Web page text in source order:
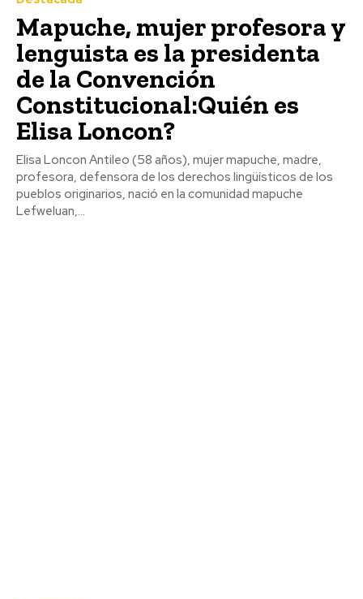
Mapuche, mujer profesora y
lenguista es la presidenta
de la Convención
Constitucional:Quién es
Elisa Loncon?
Elisa Loncon Antileo (58 años), mujer mapuche, madre,
profesora, defensora de los derechos lingüísticos de los
pueblos originarios, nació en la comunidad mapuche
Lefweluan,...